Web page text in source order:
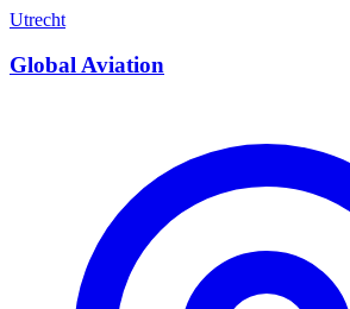
Utrecht
Global Aviation